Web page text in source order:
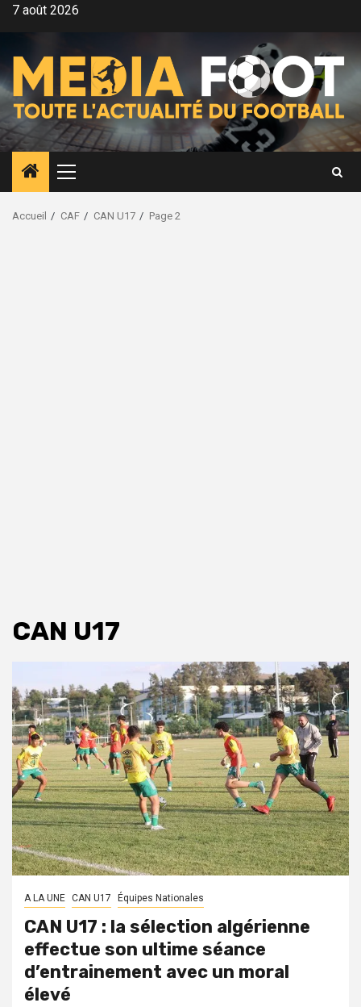
Aller7 août 2026
Menu
principal
Accueil CAF CAN U17 Page 2
CAN U17
A LA UNE CAN U17 Équipes Nationales
CAN U17 : la sélection algérienne
effectue son ultime séance
d’entrainement avec un moral
élevé